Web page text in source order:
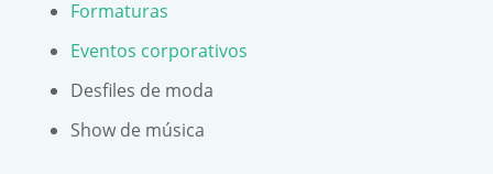
Formaturas
Eventos corporativos
Desfiles de moda
Show de música